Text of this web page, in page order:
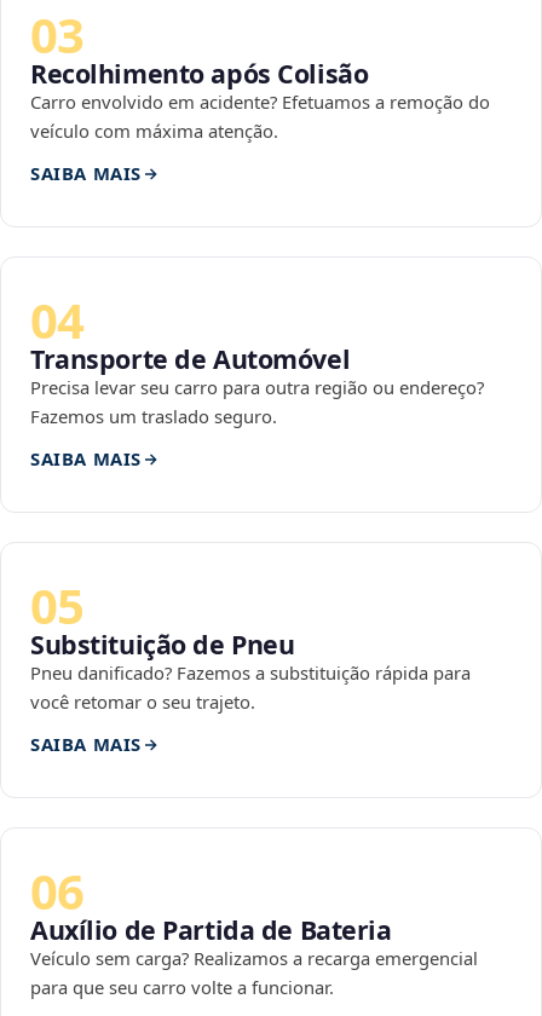
03
Recolhimento após Colisão
Carro envolvido em acidente? Efetuamos a remoção do
veículo com máxima atenção.
SAIBA MAIS
04
Transporte de Automóvel
Precisa levar seu carro para outra região ou endereço?
Fazemos um traslado seguro.
SAIBA MAIS
05
Substituição de Pneu
Pneu danificado? Fazemos a substituição rápida para
você retomar o seu trajeto.
SAIBA MAIS
06
Auxílio de Partida de Bateria
Veículo sem carga? Realizamos a recarga emergencial
para que seu carro volte a funcionar.